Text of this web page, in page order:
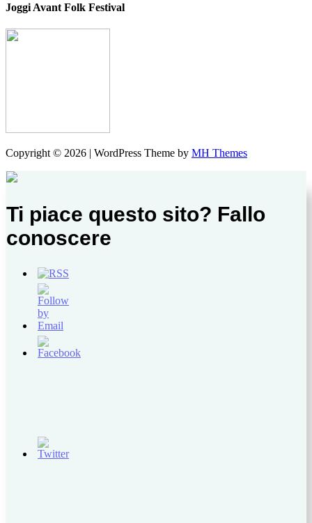
Joggi Avant Folk Festival
Copyright © 2026 | WordPress Theme by MH Themes
Ti piace questo sito? Fallo
conoscere